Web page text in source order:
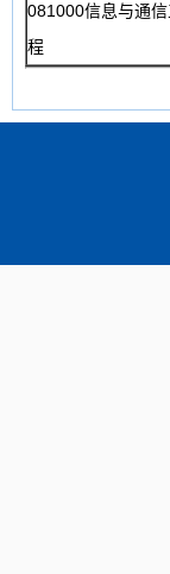
081000信息与通信
程